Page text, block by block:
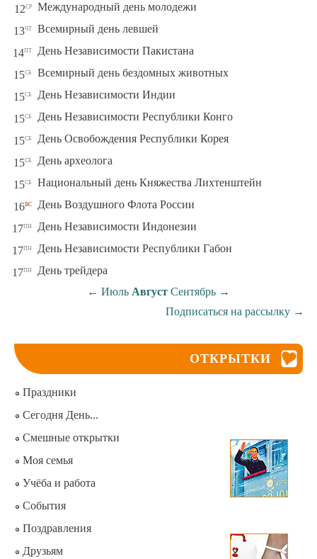
12ср Международный день молодежи
13чт Всемирный день левшей
14пт День Независимости Пакистана
15сб Всемирный день бездомных животных
15сб День Независимости Индии
15сб День Независимости Республики Конго
15сб День Освобождения Республики Корея
15сб День археолога
15сб Национальный день Княжества Лихтенштейн
16вс День Воздушного Флота России
17пн День Независимости Индонезии
17пн День Независимости Республики Габон
17пн
День трейдера
← Июль Август Сентябрь →
Подписаться на рассылку →
ОТКРЫТКИ
Праздники
Сегодня День...
Смешные открытки
Моя семья
Учёба и работа
События
Поздравления
Друзьям